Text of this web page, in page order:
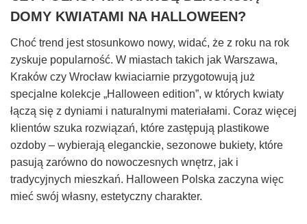
DOMY KWIATAMI NA HALLOWEEN?
Choć trend jest stosunkowo nowy, widać, że z roku na rok
zyskuje popularność. W miastach takich jak Warszawa,
Kraków czy Wrocław kwiaciarnie przygotowują już
specjalne kolekcje „Halloween edition”, w których kwiaty
łączą się z dyniami i naturalnymi materiałami. Coraz więcej
klientów szuka rozwiązań, które zastępują plastikowe
ozdoby – wybierają eleganckie, sezonowe bukiety, które
pasują zarówno do nowoczesnych wnętrz, jak i
tradycyjnych mieszkań. Halloween Polska zaczyna więc
mieć swój własny, estetyczny charakter.